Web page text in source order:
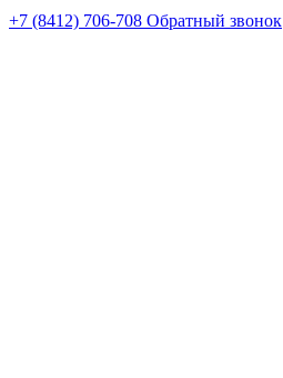
+7 (8412) 706-708 Обратный звонок